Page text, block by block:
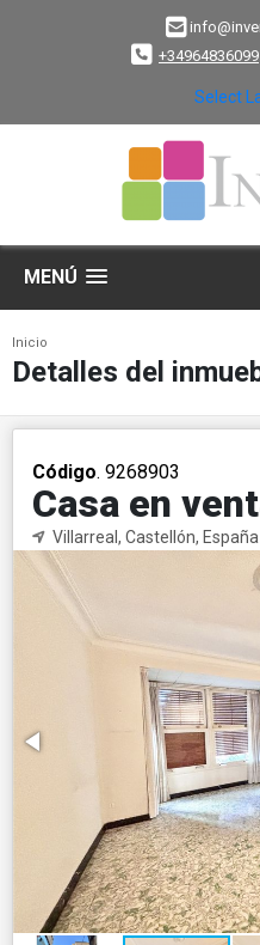
+34964836099
Select
MENÚ
Inicio
Detalles del
Código. 9268903
Casa en
Villarreal, Castellón, España